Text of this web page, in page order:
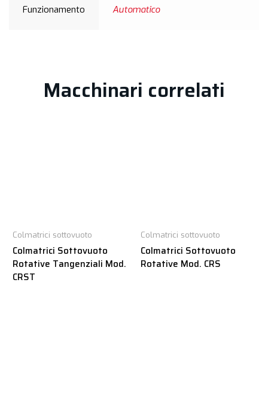
Funzionamento Automatico
Macchinari correlati
Colmatrici sottovuoto
Colmatrici Sottovuoto
Rotative Tangenziali Mod.
CRST
Colmatrici sottovuoto
Colmatrici Sottovuoto
Rotative Mod. CRS